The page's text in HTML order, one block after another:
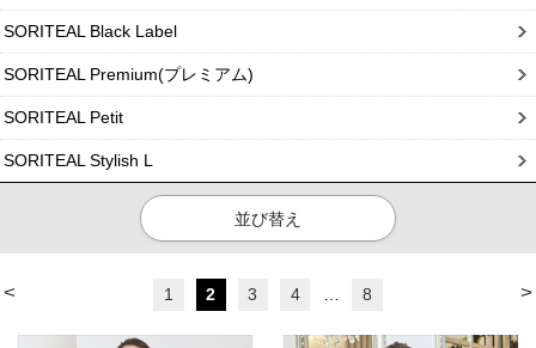
SORITEAL Black Label
SORITEAL Premium(プレミアム)
SORITEAL Petit
SORITEAL Stylish L
並び替え
< >
1 2 3 4 8